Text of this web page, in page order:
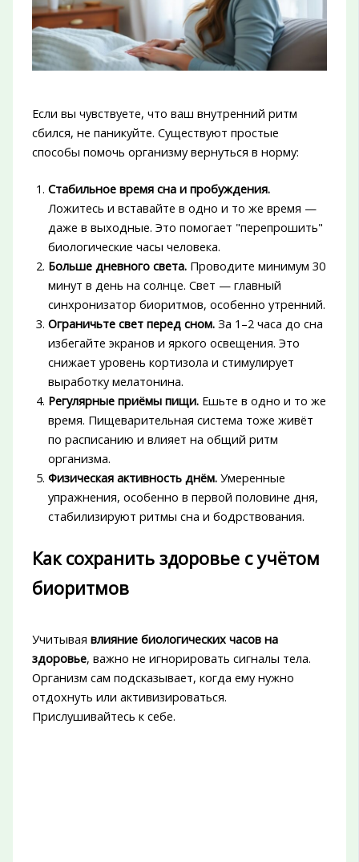
Если вы чувствуете, что ваш внутренний ритм
сбился, не паникуйте. Существуют простые
способы помочь организму вернуться в норму:
Стабильное время сна и пробуждения.
Ложитесь и вставайте в одно и то же время —
даже в выходные. Это помогает "перепрошить"
биологические часы человека.
Больше дневного света.Проводите минимум 30
минут в день на солнце. Свет — главный
синхронизатор биоритмов, особенно утренний.
Ограничьте свет перед сном.За 1–2 часа до сна
избегайте экранов и яркого освещения. Это
снижает уровень кортизола и стимулирует
выработку мелатонина.
Регулярные приёмы пищи.Ешьте в одно и то же
время. Пищеварительная система тоже живёт
по расписанию и влияет на общий ритм
организма.
Физическая активность днём.Умеренные
упражнения, особенно в первой половине дня,
стабилизируют ритмы сна и бодрствования.
Как сохранить здоровье с учётом
биоритмов
Учитывая влияние биологических часов на
здоровье, важно не игнорировать сигналы тела.
Организм сам подсказывает, когда ему нужно
отдохнуть или активизироваться.
Прислушивайтесь к себе.